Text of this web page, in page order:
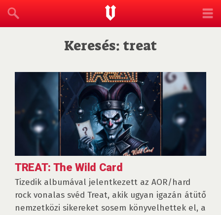
Keresés: treat
TREAT: The Wild Card
Tizedik albumával jelentkezett az AOR/hard
rock vonalas svéd Treat, akik ugyan igazán átütő
nemzetközi sikereket sosem könyvelhettek el, a